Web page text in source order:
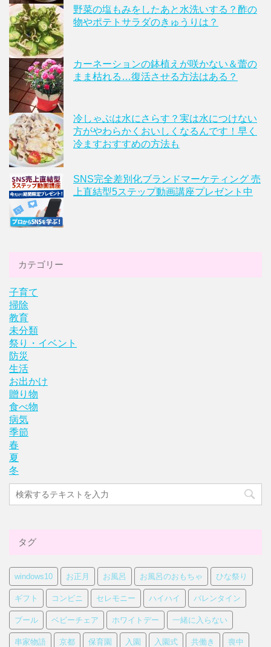
野菜の塩もみをしたあと水洗いする？酢の
物やポテトサラダのきゅうりは？
カーネーションの鉢植えが咲かない＆蕾の
まま枯れる…復活させる方法はある？
冷しゃぶは水にさらす？実は水につけない
方がやわらかくおいしくなるんです！早く
冷ますおすすめの方法も
SNS完全差別化ブランドマーケティング 売
上直結型5ステップ動画講座プレゼント中
カテゴリー
子育て
掃除
教育
未分類
祭り・イベント
防災
生活
お出かけ
贈り物
食べ物
病気
季節
春
夏
冬
タグ
windows10 お正月 お風呂 お風呂のおもちゃ ひな祭り
ギフト コンビニ セレモニー ハイハイ バレンタイン
プール ベビーチェア ホワイトデー 一緒に入らない
串家物語 京都 保育園 入園 入園式 共働き 喪中